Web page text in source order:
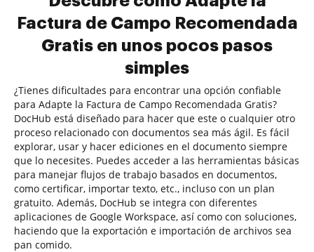
Factura de Campo Recomendada
Gratis en unos pocos pasos
simples
¿Tienes dificultades para encontrar una opción confiable
para Adapte la Factura de Campo Recomendada Gratis?
DocHub está diseñado para hacer que este o cualquier otro
proceso relacionado con documentos sea más ágil. Es fácil
explorar, usar y hacer ediciones en el documento siempre
que lo necesites. Puedes acceder a las herramientas básicas
para manejar flujos de trabajo basados en documentos,
como certificar, importar texto, etc., incluso con un plan
gratuito. Además, DocHub se integra con diferentes
aplicaciones de Google Workspace, así como con soluciones,
haciendo que la exportación e importación de archivos sea
pan comido.